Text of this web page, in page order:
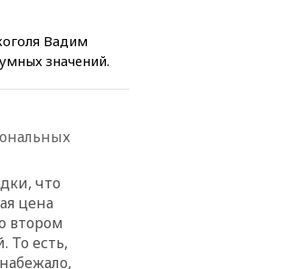
женщина погибли
деревьев во
Винисиус
Отказаться от
гражданства
дороже
Путин назвал 76-ю
Вадим
значений.
что
цена
втором
То есть,